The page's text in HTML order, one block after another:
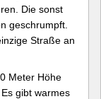
Die sonst
geschrumpft.
Straße an
Meter Höhe
gibt warmes